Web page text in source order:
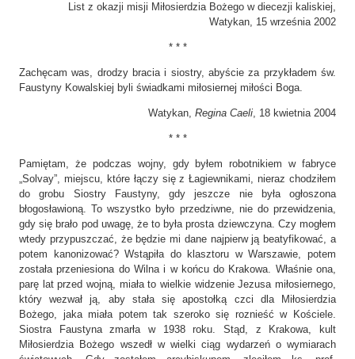
List z okazji misji Miłosierdzia Bożego w diecezji kaliskiej,
Watykan, 15 września 2002
* * *
Zachęcam was, drodzy bracia i siostry, abyście za przykładem św.
Faustyny Kowalskiej byli świadkami miłosiernej miłości Boga.
Watykan, Regina Caeli, 18 kwietnia 2004
* * *
Pamiętam, że podczas wojny, gdy byłem robotnikiem w fabryce
„Solvay”, miejscu, które łączy się z Łagiewnikami, nieraz chodziłem
do grobu Siostry Faustyny, gdy jeszcze nie była ogłoszona
błogosławioną. To wszystko było przedziwne, nie do przewidzenia,
gdy się brało pod uwagę, że to była prosta dziewczyna. Czy mogłem
wtedy przypuszczać, że będzie mi dane najpierw ją beatyfikować, a
potem kanonizować? Wstąpiła do klasztoru w Warszawie, potem
została przeniesiona do Wilna i w końcu do Krakowa. Właśnie ona,
parę lat przed wojną, miała to wielkie widzenie Jezusa miłosiernego,
który wezwał ją, aby stała się apostołką czci dla Miłosierdzia
Bożego, jaka miała potem tak szeroko się roznieść w Kościele.
Siostra Faustyna zmarła w 1938 roku. Stąd, z Krakowa, kult
Miłosierdzia Bożego wszedł w wielki ciąg wydarzeń o wymiarach